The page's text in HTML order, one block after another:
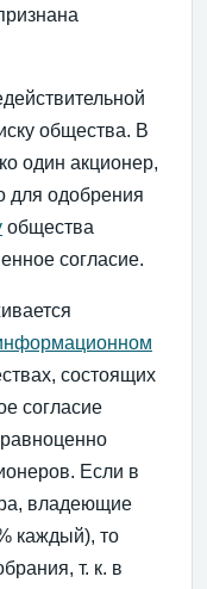
общества. В
один акционер,
для одобрения
общества
согласие.
состоящих
согласие
Если в
владеющие
каждый), то
т. к. в